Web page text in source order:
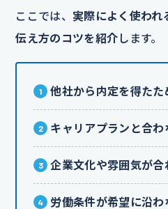
ここでは、 実際によく使われ
伝え方のコツを紹介 します。
他社から内定を得たた
キャリアプランと合わ
企業文化や雰囲気が合
労働条件が希望に沿わ